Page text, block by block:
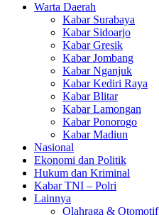
Warta Daerah
Kabar Surabaya
Kabar Sidoarjo
Kabar Gresik
Kabar Jombang
Kabar Nganjuk
Kabar Kediri Raya
Kabar Blitar
Kabar Lamongan
Kabar Ponorogo
Kabar Madiun
Nasional
Ekonomi dan Politik
Hukum dan Kriminal
Kabar TNI – Polri
Lainnya
Olahraga & Otomotif